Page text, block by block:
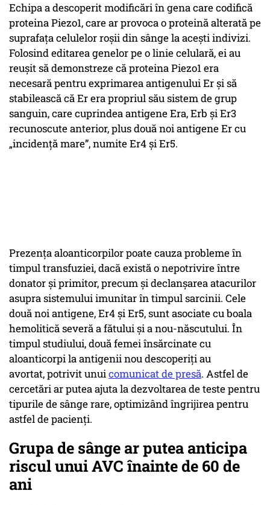
Echipa a descoperit modificări în gena care codifică
proteina Piezo1, care ar provoca o proteină alterată pe
suprafața celulelor roșii din sânge la acești indivizi.
Folosind editarea genelor pe o linie celulară, ei au
reușit să demonstreze că proteina Piezo1 era
necesară pentru exprimarea antigenului Er și să
stabilească că Er era propriul său sistem de grup
sanguin, care cuprindea antigene Era, Erb și Er3
recunoscute anterior, plus două noi antigene Er cu
„incidență mare”, numite Er4 și Er5.
Prezența aloanticorpilor poate cauza probleme în
timpul transfuziei, dacă există o nepotrivire între
donator și primitor, precum și declanșarea atacurilor
asupra sistemului imunitar în timpul sarcinii. Cele
două noi antigene, Er4 și Er5, sunt asociate cu boala
hemolitică severă a fătului și a nou-născutului. În
timpul studiului, două femei însărcinate cu
aloanticorpi la antigenii nou descoperiți au
avortat, potrivit unuicomunicat de presă. Astfel de
cercetări ar putea ajuta la dezvoltarea de teste pentru
tipurile de sânge rare, optimizând îngrijirea pentru
astfel de pacienți.
Grupa de sânge ar putea anticipa
riscul unui AVC înainte de 60 de
ani